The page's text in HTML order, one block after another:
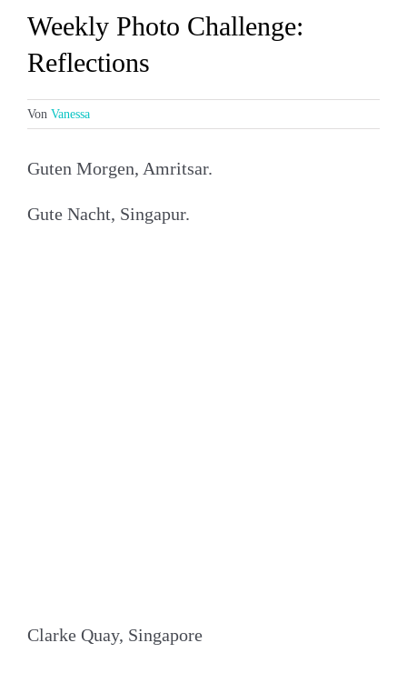
Weekly Photo Challenge:
Reflections
Von Vanessa
Guten Morgen, Amritsar.
Gute Nacht, Singapur.
Clarke Quay, Singapore